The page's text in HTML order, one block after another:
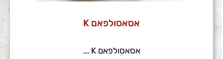
אסאסולפאם K
אסאסולפאם K ...